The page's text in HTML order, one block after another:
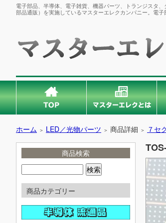
電子部品、半導体、電子雑貨、機器パーツ、トランジスタ
部品通販）を実施しているマスターエレクカンパニー。電
ホーム ＞ LED／光物パーツ ＞ 商品詳細 ＞ ７セ
商品検索
商品カテゴリー